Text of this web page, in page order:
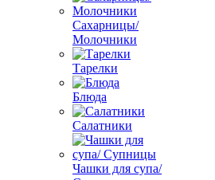
Сахарницы/
Молочники
Тарелки
Блюда
Салатники
Чашки для супа/